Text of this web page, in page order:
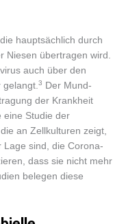
hauptsächlich durch
Niesen übertragen wird.
auch über den
gelangt.​3​
Der Mund-
der Krankheit
eine Studie der
an Zellkulturen zeigt,
sind, die Corona-
dass sie nicht mehr
belegen diese